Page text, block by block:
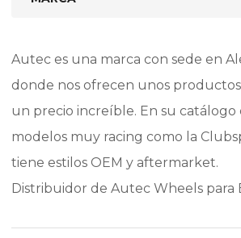
Autec es una marca con sede en
donde nos ofrecen unos
un precio increíble. En su
modelos muy racing como la
tiene estilos OEM y aftermarket.
Distribuidor de Autec Wheels para